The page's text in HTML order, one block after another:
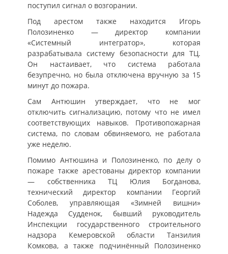
поступил сигнал о возгорании.
Под арестом также находится Игорь
Полозиненко — директор компании
«Системный интегратор», которая
разрабатывала систему безопасности для ТЦ.
Он настаивает, что система работала
безупречно, но была отключена вручную за 15
минут до пожара.
Сам Антюшин утверждает, что не мог
отключить сигнализацию, потому что не имел
соответствующих навыков. Противопожарная
система, по словам обвиняемого, не работала
уже неделю.
Помимо Антюшина и Полозиненко, по делу о
пожаре также арестованы директор компании
— собственника ТЦ Юлия Богданова,
технический директор компании Георгий
Соболев, управляющая «Зимней вишни»
Надежда Судденок, бывший руководитель
Инспекции государственного строительного
надзора Кемеровской области Танзилия
Комкова, а также подчинённый Полозиненко